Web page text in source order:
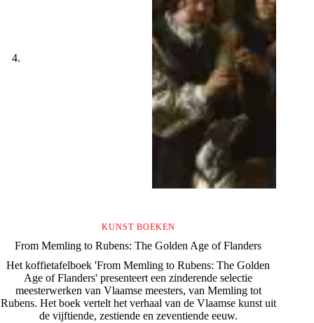
KUNST BOEKEN
From Memling to Rubens: The Golden Age of Flanders
Het koffietafelboek 'From Memling to Rubens: The Golden
Age of Flanders' presenteert een zinderende selectie
meesterwerken van Vlaamse meesters, van Memling tot
Rubens. Het boek vertelt het verhaal van de Vlaamse kunst uit
de vijftiende, zestiende en zeventiende eeuw.